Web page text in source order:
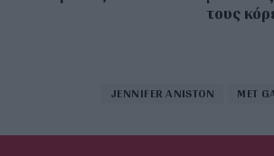
τους
JENNIFER ANISTON MET